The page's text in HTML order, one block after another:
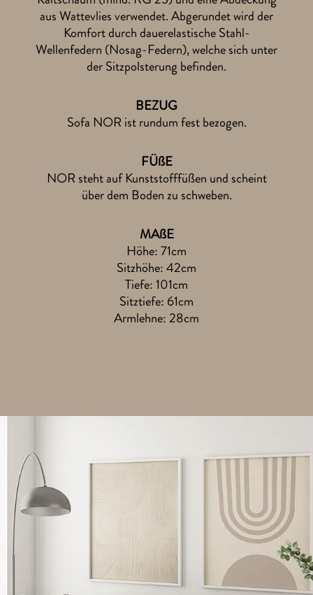
aus Wattevlies verwendet. Abgerundet wird der
Komfort durch dauerelastische Stahl-
Wellenfedern (Nosag-Federn), welche sich unter
der Sitzpolsterung befinden.
BEZUG
Sofa NOR ist rundum fest bezogen.
FÜßE
NOR steht auf Kunststofffüßen und scheint
über dem Boden zu schweben.
MAßE
Höhe: 71cm
Sitzhöhe: 42cm
Tiefe: 101cm
Sitztiefe: 61cm
Armlehne: 28cm